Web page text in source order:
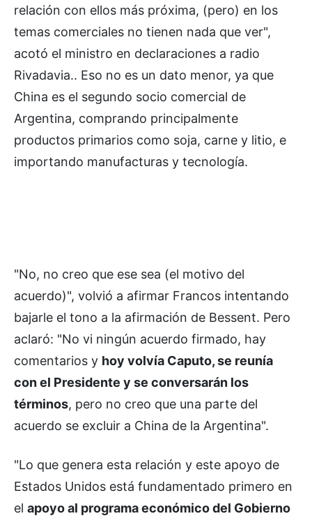
relación con ellos más próxima, (pero) en los
temas comerciales no tienen nada que ver",
acotó el ministro en declaraciones a radio
Rivadavia.. Eso no es un dato menor, ya que
China es el segundo socio comercial de
Argentina, comprando principalmente
productos primarios como soja, carne y litio, e
importando manufacturas y tecnología.
"No, no creo que ese sea (el motivo del
acuerdo)", volvió a afirmar Francos intentando
bajarle el tono a la afirmación de Bessent. Pero
aclaró: "No vi ningún acuerdo firmado, hay
comentarios y hoy volvía Caputo, se reunía
con el Presidente y se conversarán los
términos, pero no creo que una parte del
acuerdo se excluir a China de la Argentina".
"Lo que genera esta relación y este apoyo de
Estados Unidos está fundamentado primero en
el apoyo al programa económico del Gobierno